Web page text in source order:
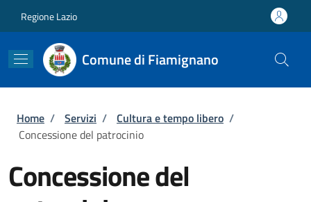
Regione Lazio
Comune di Fiamignano
Briciole di pane
Home / Servizi / Cultura e tempo libero /
Concessione del patrocinio
Concessione del